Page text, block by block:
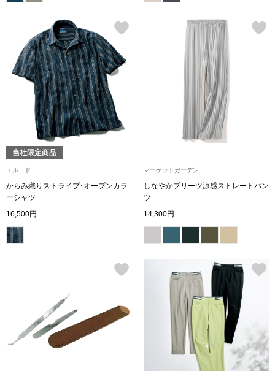
ズ
セイコー〉マウリッツハイス美術館公認フェ
ルメールオマージュウオッチ
ランド
ネクタイ
マフラー／ス
スカーフ／ス
手袋
傘／日傘
その他
和装
当社限定商品
エルニド
からみ織りストライプ･オープンカラ
ーシャツ
16,500円
マーケットガーデン
しなやかプリーツ涼感ストレートパン
ツ
14,300円